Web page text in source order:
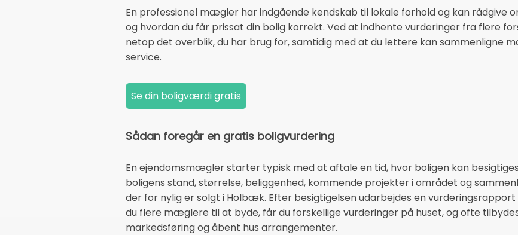
En professionel mægler har indgående kendskab til lokale forhold og kan rådgive
og hvordan du får prissat din bolig korrekt. Ved at indhente vurderinger fra flere
netop det overblik, du har brug for, samtidig med at du lettere kan sammenligne
service.
Sådan foregår en gratis boligvurdering
En ejendomsmægler starter typisk med at aftale en tid, hvor boligen kan
boligens stand, størrelse, beliggenhed, kommende projekter i området og
der for nylig er solgt i Holbæk. Efter besigtigelsen udarbejdes en
du flere mæglere til at byde, får du forskellige vurderinger på huset, og ofte
markedsføring og åbent hus arrangementer.